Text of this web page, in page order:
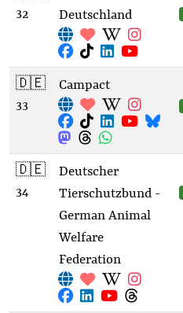
32
Deutschland
🇩🇪
33
Campact
🇩🇪
34
Deutscher
Tierschutzbund -
German Animal
Welfare
Federation